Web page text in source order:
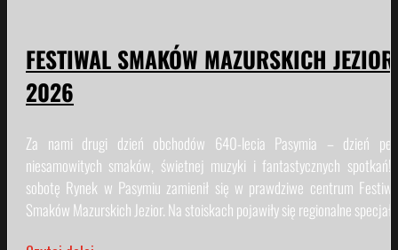
FESTIWAL SMAKÓW MAZURSKICH JEZIOR
2026
Za nami drugi dzień obchodów 640-lecia Pasymia – dzień
niesamowitych smaków, świetnej muzyki i fantastycznych spotkań!
sobotę Rynek w Pasymiu zamienił się w prawdziwe centrum
Smaków Mazurskich Jezior. Na stoiskach pojawiły się regionalne